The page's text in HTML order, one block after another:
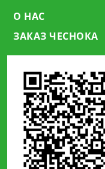
О НАС
ЗАКАЗ ЧЕСНОКА